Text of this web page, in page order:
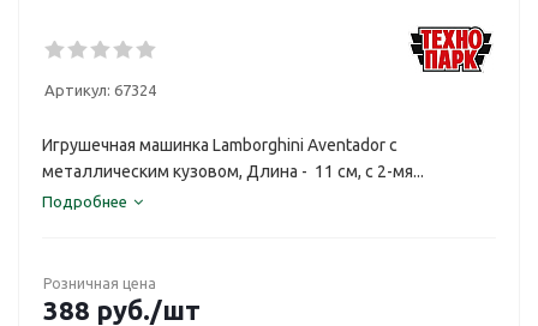
Артикул: 67324
Игрушечная машинка Lamborghini Aventador с
металлическим кузовом, Длина - 11 см, с 2-мя...
Подробнее
Розничная цена
388 руб./шт